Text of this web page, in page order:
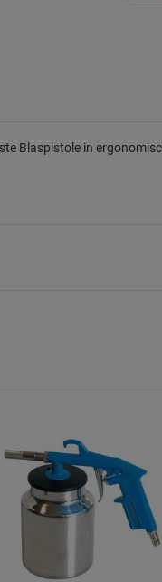
Blaspistole in